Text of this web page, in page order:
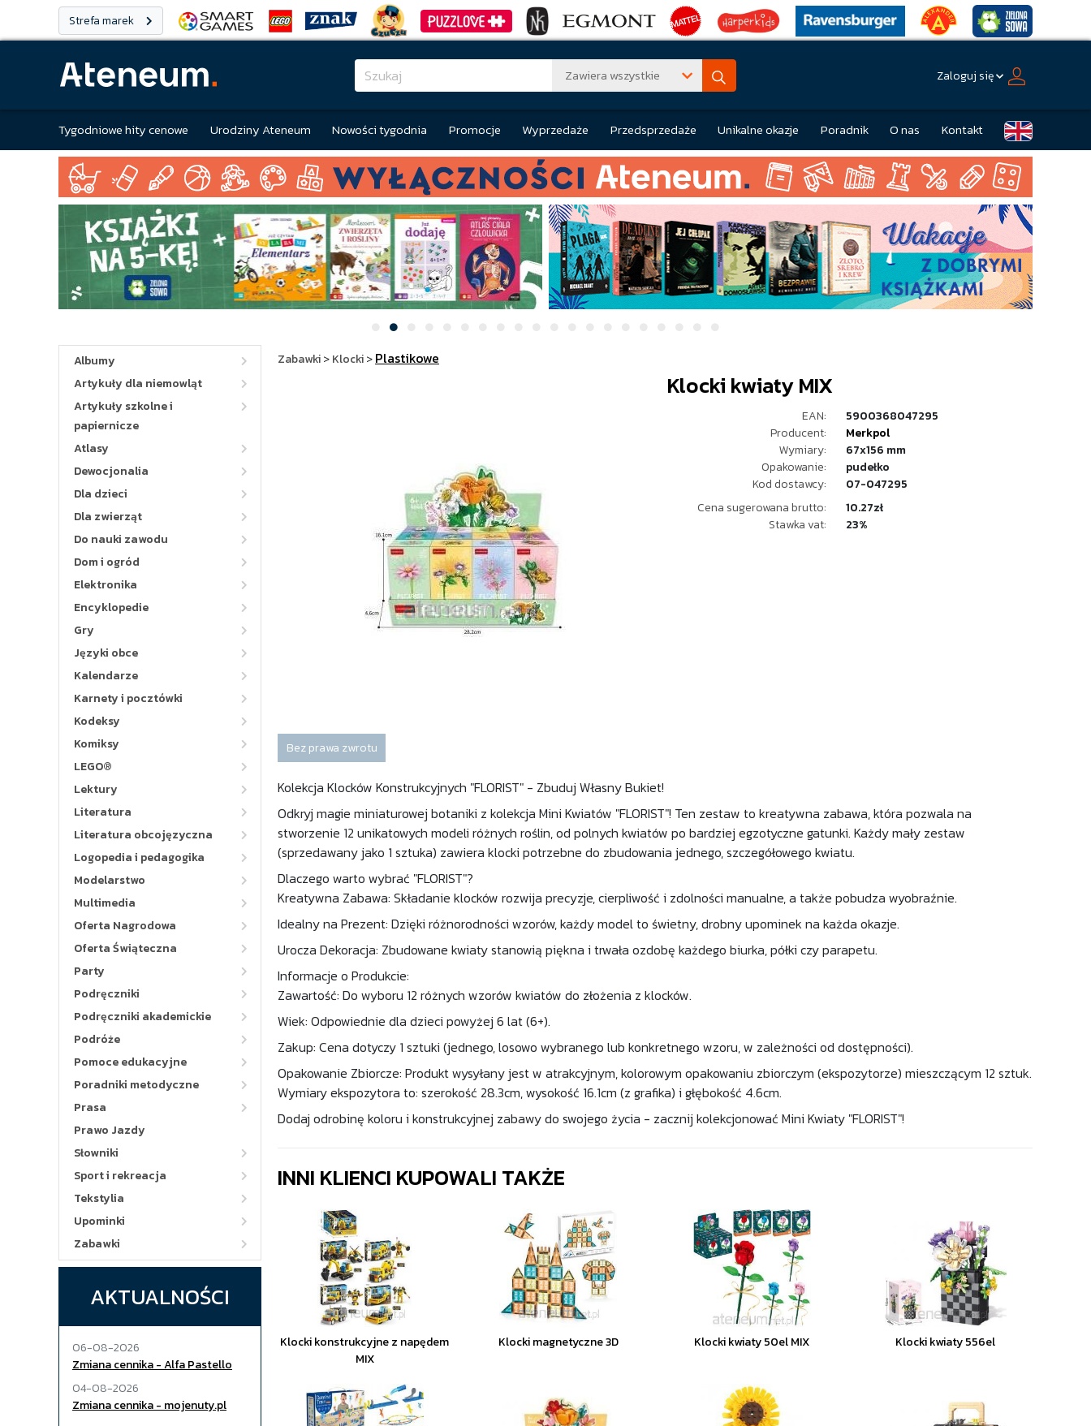
Strefa marek
Zawiera wszystkie Zaloguj się
Tygodniowe hity cenowe Urodziny Ateneum Nowości tygodnia Promocje Wyprzedaże Przedsprzedaże Unikalne okazje Poradnik O nas Kontakt
Albumy
Artykuły dla niemowląt
Artykuły szkolne i
papiernicze
Atlasy
Dewocjonalia
Dla dzieci
Dla zwierząt
Do nauki zawodu
Dom i ogród
Elektronika
Encyklopedie
Gry
Języki obce
Kalendarze
Karnety i pocztówki
Kodeksy
Komiksy
LEGO®
Lektury
Literatura
Literatura obcojęzyczna
Logopedia i pedagogika
Modelarstwo
Multimedia
Oferta Nagrodowa
Oferta Świąteczna
Party
Podręczniki
Podręczniki akademickie
Podróże
Pomoce edukacyjne
Poradniki metodyczne
Prasa
Prawo Jazdy
Słowniki
Sport i rekreacja
Tekstylia
Upominki
Zabawki
AKTUALNOŚCI
06-08-2026
Zmiana cennika - Alfa Pastello
04-08-2026
Zmiana cennika - mojenuty.pl
Zabawki>Klocki>Plastikowe
Klocki kwiaty MIX
EAN:
5900368047295
Producent:
Merkpol
Wymiary:
67x156 mm
Opakowanie:
pudełko
Kod dostawcy:
07-047295
Cena sugerowana brutto:
10.27zł
Stawka vat:
23%
Bez prawa zwrotu
Kolekcja Klocków Konstrukcyjnych "FLORIST" - Zbuduj Własny Bukiet!
Odkryj magie miniaturowej botaniki z kolekcja Mini Kwiatów "FLORIST"! Ten zestaw to kreatywna zabawa, która pozwala na
stworzenie 12 unikatowych modeli różnych roślin, od polnych kwiatów po bardziej egzotyczne gatunki. Każdy mały zestaw
(sprzedawany jako 1 sztuka) zawiera klocki potrzebne do zbudowania jednego, szczegółowego kwiatu.
Dlaczego warto wybrać "FLORIST"?
Kreatywna Zabawa: Składanie klocków rozwija precyzje, cierpliwość i zdolności manualne, a także pobudza wyobraźnie.
Idealny na Prezent: Dzięki różnorodności wzorów, każdy model to świetny, drobny upominek na każda okazje.
Urocza Dekoracja: Zbudowane kwiaty stanowią piękna i trwała ozdobę każdego biurka, półki czy parapetu.
Informacje o Produkcie:
Zawartość: Do wyboru 12 różnych wzorów kwiatów do złożenia z klocków.
Wiek: Odpowiednie dla dzieci powyżej 6 lat (6+).
Zakup: Cena dotyczy 1 sztuki (jednego, losowo wybranego lub konkretnego wzoru, w zależności od dostępności).
Opakowanie Zbiorcze: Produkt wysyłany jest w atrakcyjnym, kolorowym opakowaniu zbiorczym (ekspozytorze) mieszczącym 12 sztuk.
Wymiary ekspozytora to: szerokość 28.3cm, wysokość 16.1cm (z grafika) i głębokość 4.6cm.
Dodaj odrobinę koloru i konstrukcyjnej zabawy do swojego życia - zacznij kolekcjonować Mini Kwiaty "FLORIST"!
INNI KLIENCI KUPOWALI TAKŻE
Klocki konstrukcyjne z napędem
MIX
Klocki magnetyczne 3D Klocki kwiaty 50el MIX Klocki kwiaty 556el